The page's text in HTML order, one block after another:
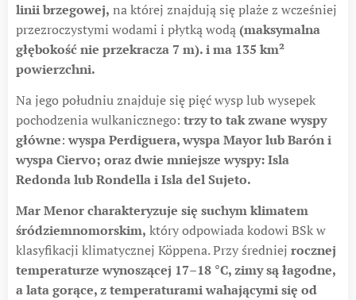
linii brzegowej, na której znajdują się plaże z wcześniej
przezroczystymi wodami i płytką wodą(maksymalna
głębokość nie przekracza 7 m). i ma 135 km²
powierzchni.
Na jego południu znajduje się pięć wysp lub wysepek
pochodzenia wulkanicznego: trzy to tak zwane wyspy
główne:wyspa Perdiguera, wyspa Mayor lub Barón i
wyspa Ciervo; oraz dwie mniejsze wyspy: Isla
Redonda lub Rondella i Isla del Sujeto.
Mar Menor charakteryzuje się suchym klimatem
śródziemnomorskim, który odpowiada kodowi BSk w
klasyfikacji klimatycznej Köppena. Przy średniej rocznej
temperaturze wynoszącej 17–18 °C, zimy są łagodne,
a lata gorące, z temperaturami wahającymi się od